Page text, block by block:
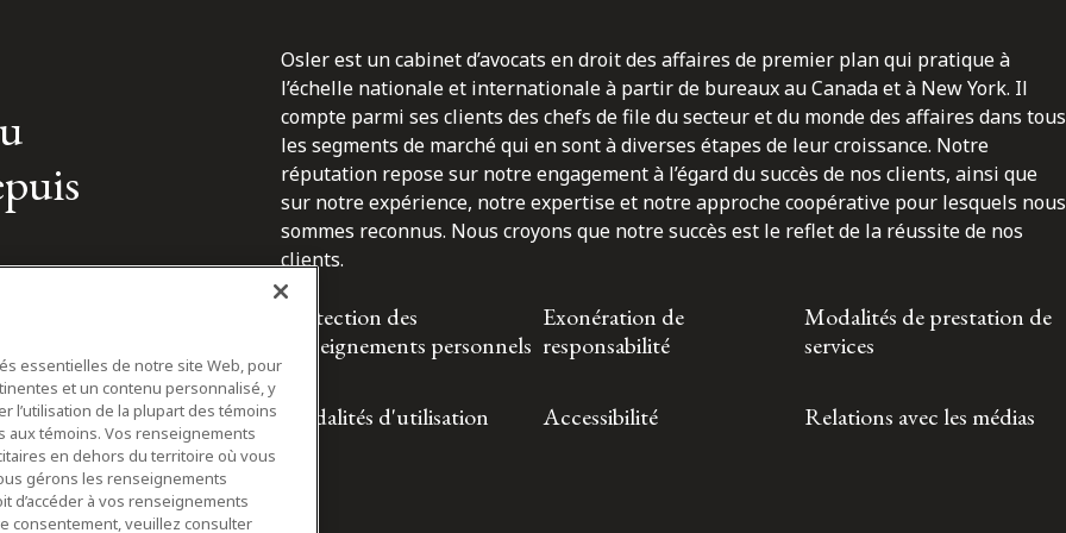
Osler est un cabinet d’avocats en droit des affaires de premier plan qui pratique à
l’échelle nationale et internationale à partir de bureaux au Canada et à New York. Il
compte parmi ses clients des chefs de file du secteur et du monde des affaires dans tous
les segments de marché qui en sont à diverses étapes de leur croissance. Notre
réputation repose sur notre engagement à l’égard du succès de nos clients, ainsi que
sur notre expérience, notre expertise et notre approche coopérative pour lesquels nous
sommes reconnus. Nous croyons que notre succès est le reflet de la réussite de nos
clients.
Protection des
renseignements personnels
Exonération de
responsabilité
Modalités de prestation de
services
Modalités d'utilisation Accessibilité Relations avec les médias
essentielles de notre site Web, pour
et un contenu personnalisé, y
l’utilisation de la plupart des témoins
témoins. Vos renseignements
en dehors du territoire où vous
gérons les renseignements
d’accéder à vos renseignements
consentement, veuillez consulter